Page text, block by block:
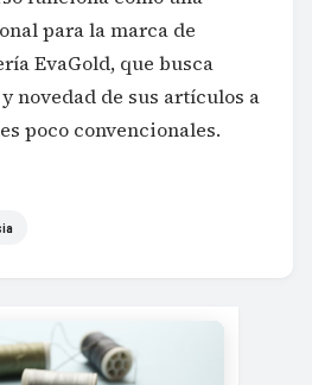
para la marca de
EvaGold, que busca
novedad de sus artículos a
poco convencionales.